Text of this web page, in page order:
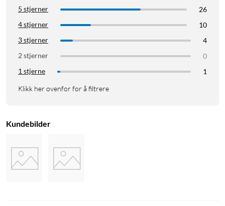
5 stjerner
26
4 stjerner
10
3 stjerner
4
2 stjerner
0
1 stjerne
1
Klikk her ovenfor for å filtrere
Kundebilder